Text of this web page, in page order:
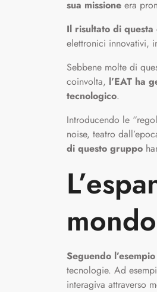
sua missione era
Il risultato di questa
elettronici innovativi,
Sebbene molte di
coinvolta, l’EAT ha
tecnologico.
Introducendo le
noise, teatro
di questo gruppo
mondo
Seguendo
tecnologie. Ad
interagiva attraverso